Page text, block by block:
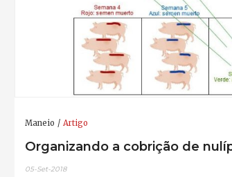
Maneio Artigo
Organizando a cobrição de
05-Set-2018